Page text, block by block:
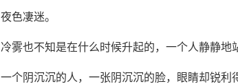
夜色凄迷。
冷雾也不知是在什么时候升起的，一个人静静地
一个阴沉沉的人，一张阴沉沉的脸，眼睛却锐利